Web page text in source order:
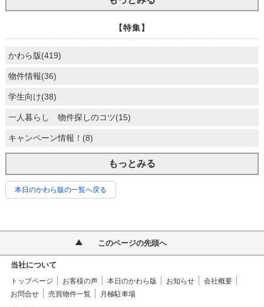
【特集】
かわら版(419)
物件情報(36)
学生向け(38)
一人暮らし 物件探しのコツ(15)
キャンペーン情報！(8)
もっとみる
本日のかわら版の一覧へ戻る
このページの先頭へ
当社について
トップページ お客様の声 本日のかわら版 お知らせ
会社概要
お問合せ
売買物件一覧 月極駐車場